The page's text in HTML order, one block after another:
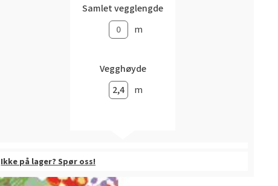
Samlet vegglengde
m
Vegghøyde
m
Ikke på lager? Spør oss!